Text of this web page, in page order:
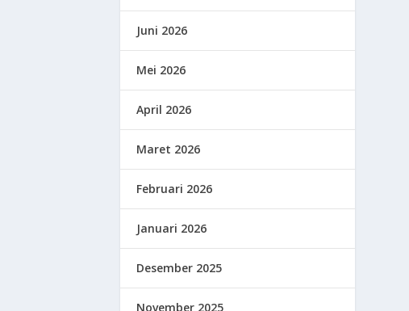
Juni 2026
Mei 2026
April 2026
Maret 2026
Februari 2026
Januari 2026
Desember 2025
November 2025